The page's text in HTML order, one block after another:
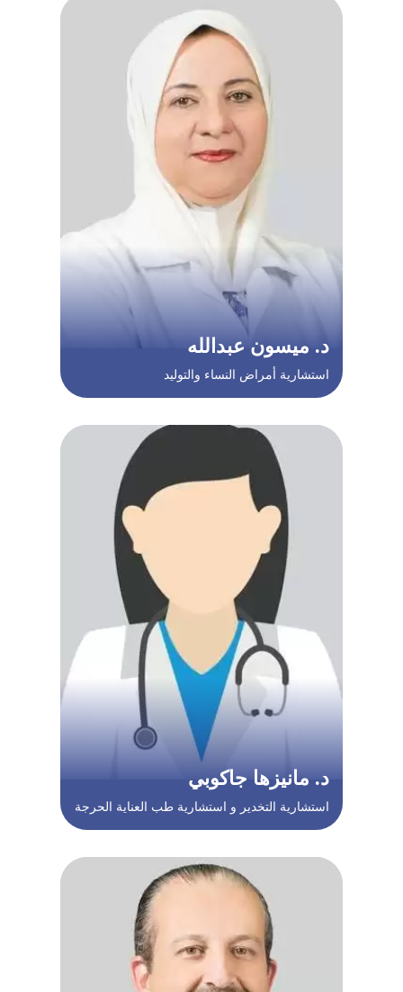
د. ميسون عبدالله
استشارية أمراض النساء والتوليد
د. مانيزها جاكوبي
استشارية التخدير و استشارية طب العناية الحرجة